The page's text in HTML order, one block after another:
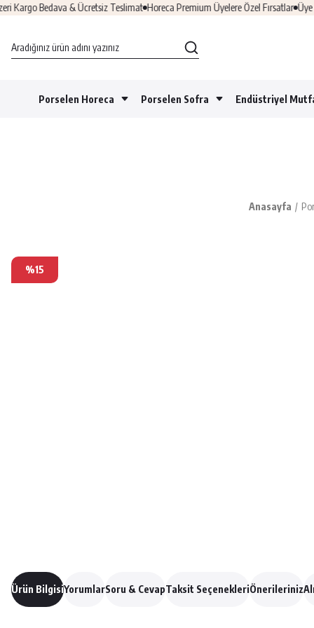
Bedava & Ücretsiz Teslimat Horeca Premium Üyelere Özel Fırsatlar Üye Ol
Porselen Horeca Porselen Sofra Endüstriyel
Anasayfa
%15
Ürün BilgisiYorumlarSoru & CevapTaksit SeçenekleriÖnerileriniz